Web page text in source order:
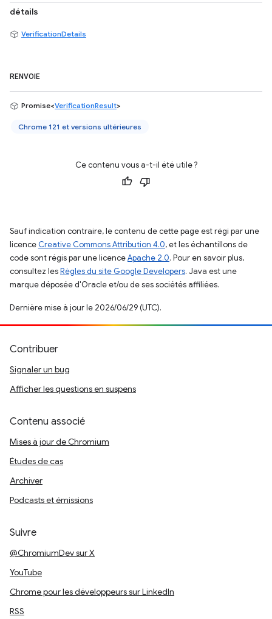
détails
VerificationDetails
RENVOIE
Promise<VerificationResult>
Chrome 121 et versions ultérieures
Ce contenu vous a-t-il été utile ?
Sauf indication contraire, le contenu de cette page est régi par une
licence Creative Commons Attribution 4.0, et les échantillons de
code sont régis par une licenceApache 2.0. Pour en savoir plus,
consultez lesRègles du site Google Developers. Java est une
marque déposée d'Oracle et/ou de ses sociétés affiliées.
Dernière mise à jour le 2026/06/29 (UTC).
Contribuer
Signaler un bug
Afficher les questions en suspens
Contenu associé
Mises à jour de Chromium
Études de cas
Archiver
Podcasts et émissions
Suivre
@ChromiumDev sur X
YouTube
Chrome pour les développeurs sur LinkedIn
RSS